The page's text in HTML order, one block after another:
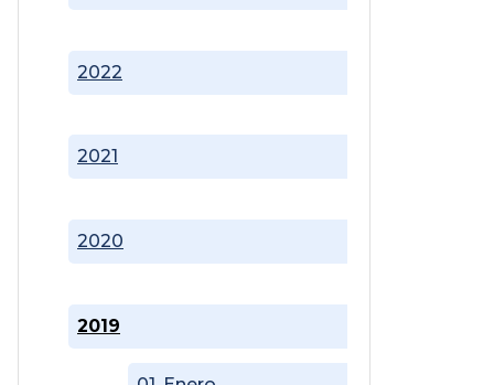
2019
2020
2021
2022